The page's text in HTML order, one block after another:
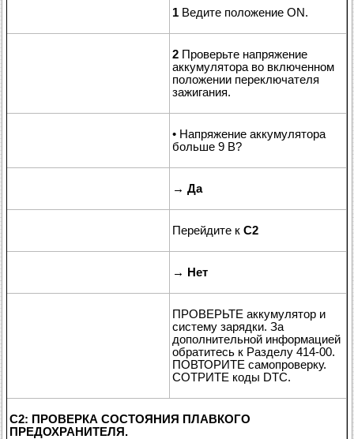
1 Ведите положение ON.
2 Проверьте напряжение
аккумулятора во включенном
положении переключателя
зажигания.
• Напряжение аккумулятора
больше 9 В?
→ Да
Перейдите к C2
→ Нет
ПРОВЕРЬТЕ аккумулятор и
систему зарядки. За
дополнительной информацией
обратитесь к Разделу 414-00.
ПОВТОРИТЕ самопроверку.
СОТРИТЕ коды DTC.
C2: ПРОВЕРКА СОСТОЯНИЯ ПЛАВКОГО
ПРЕДОХРАНИТЕЛЯ.